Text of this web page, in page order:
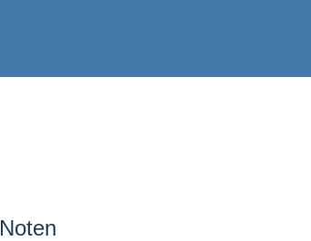
Noten